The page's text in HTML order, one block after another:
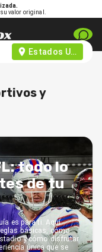
valor original.
Estados Unidos
y
todo lo
de tu
es para ti. Aquí
básicas, cómo
y cómo disfrutar
única que se